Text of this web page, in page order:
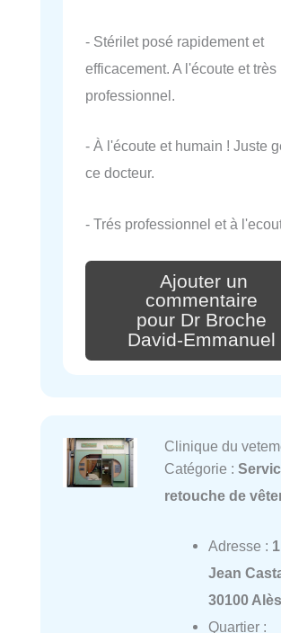
- Stérilet posé rapidement et
efficacement. A l'écoute et très
professionnel.
- À l'écoute et humain ! Juste
ce docteur.
- Trés professionnel et à
Ajouter un
commentaire
pour Dr Broche
David-Emmanuel
Clinique du
Catégorie :
retouche de
Adresse :
Jean
30100 Alès
Quartier :